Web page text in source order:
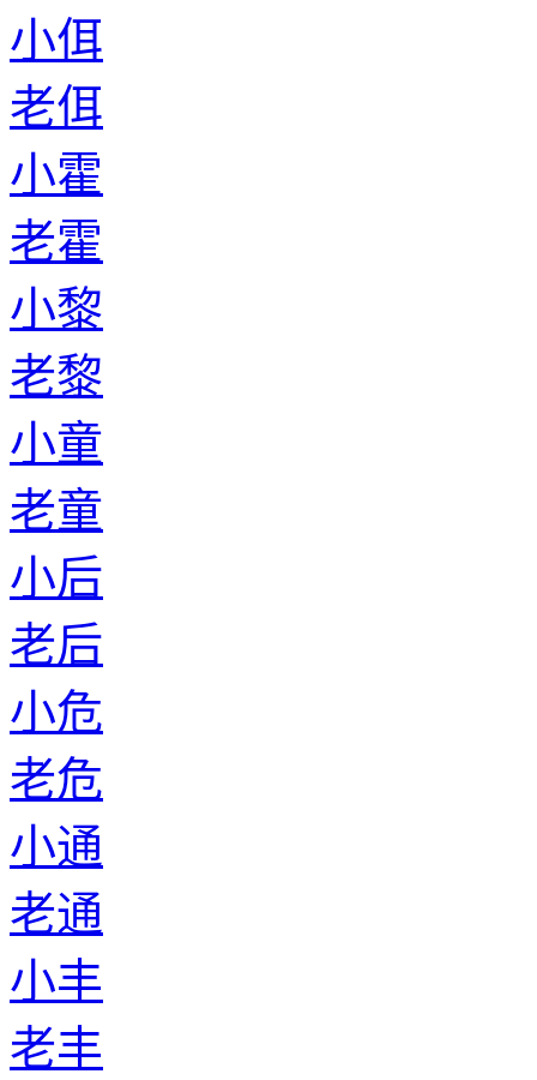
小佴
老佴
小霍
老霍
小黎
老黎
小童
老童
小后
老后
小危
老危
小通
老通
小丰
老丰